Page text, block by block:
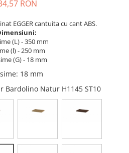
RON
EGGER cantuita cu cant ABS.
(L) - 350 mm
(l) - 250 mm
(G) - 18 mm
: 18 mm
Bardolino Natur H1145 ST10